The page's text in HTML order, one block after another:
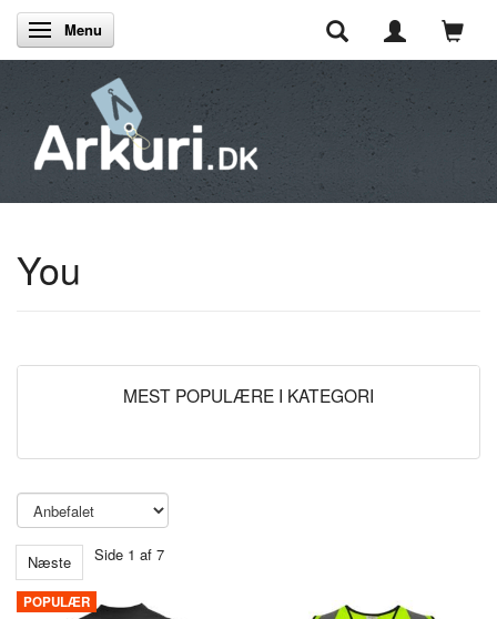
Skifte navigation
Menu
You
MEST POPULÆRE I KATEGORI
Side 1 af 7
Næste
POPULÆR